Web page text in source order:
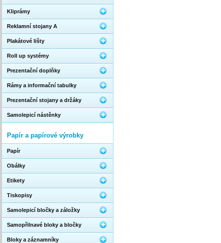
Kliprámy
Reklamní stojany A
Plakátové lišty
Roll up systémy
Prezentační doplňky
Rámy a informační tabulky
Prezentační stojany a držáky
Samolepicí nástěnky
Papír a papírové výrobky
Papír
Obálky
Etikety
Tiskopisy
Samolepicí bločky a záložky
Samopřilnavé bloky a bločky
Bloky a záznamníky